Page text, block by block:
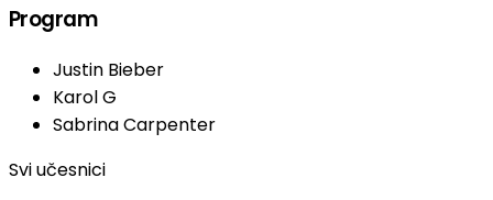
Program
Justin Bieber
Karol G
Sabrina Carpenter
Svi učesnici